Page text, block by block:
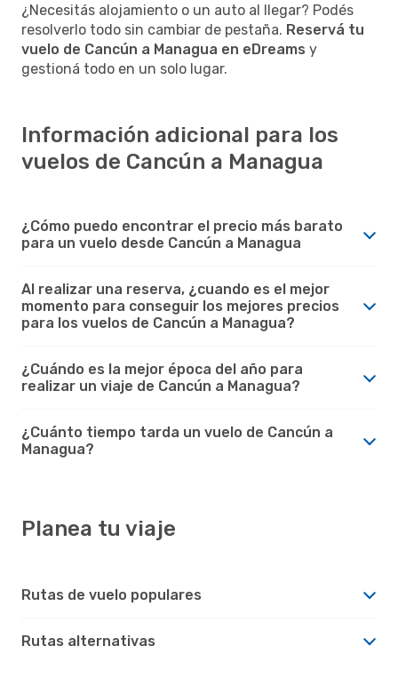
¿Necesitás alojamiento o un auto al llegar? Podés
resolverlo todo sin cambiar de pestaña. Reservá tu
vuelo de Cancún a Managua en eDreams y
gestioná todo en un solo lugar.
Información adicional para los
vuelos de Cancún a Managua
¿Cómo puedo encontrar el precio más barato
para un vuelo desde Cancún a Managua
Al realizar una reserva, ¿cuando es el mejor
momento para conseguir los mejores precios
para los vuelos de Cancún a Managua?
¿Cuándo es la mejor época del año para
realizar un viaje de Cancún a Managua?
¿Cuánto tiempo tarda un vuelo de Cancún a
Managua?
Planea tu viaje
Rutas de vuelo populares
Rutas alternativas